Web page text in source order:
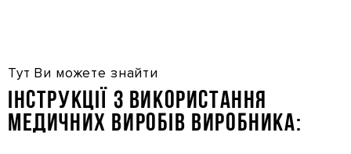
вмісту
Тут Ви можете знайти
Інструкції з використання
медичних виробів виробника: